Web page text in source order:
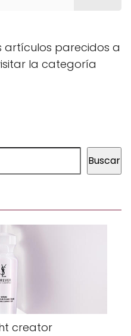
artículos parecidos a
la categoría
Buscar
creator